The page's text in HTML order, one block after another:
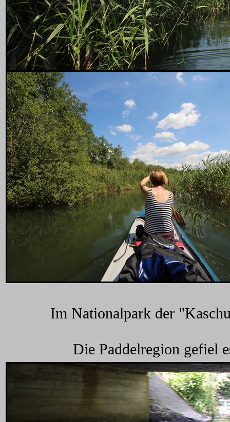
Im Nationalpark der
Die Paddelregion gefiel